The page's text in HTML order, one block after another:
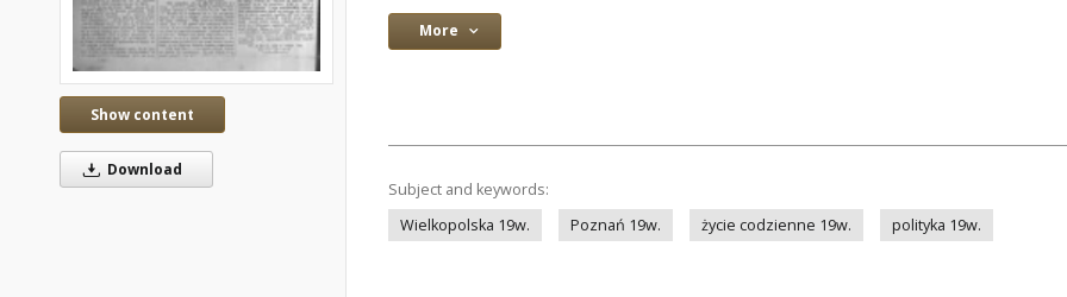
Show content
Download
More
Subject and keywords:
Wielkopolska 19w.
Poznań 19w. życie codzienne 19w. polityka 19w.